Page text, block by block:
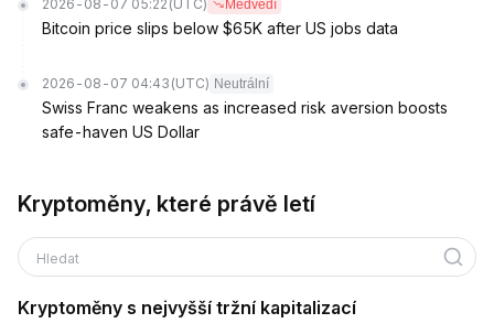
2026-08-07 05:22 (UTC) Medvědí
Bitcoin price slips below $65K after US jobs data
2026-08-07 04:43 (UTC) Neutrální
Swiss Franc weakens as increased risk aversion boosts
safe-haven US Dollar
Kryptoměny, které právě letí
Hledat
Kryptoměny s nejvyšší tržní kapitalizací